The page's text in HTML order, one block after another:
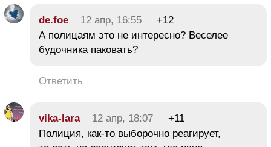
de.foe 12 апр, 16:55
+12
А полицаям это не интересно? Веселее
будочника паковать?
Ответить
vika-lara 12 апр, 18:07
+11
Полиция, как-то выборочно реагирует,